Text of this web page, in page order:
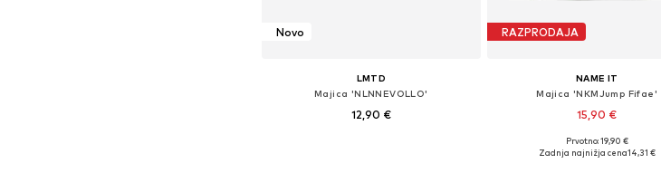
Novo
LMTD
Majica 'NLNNEVOLLO'
12,90 €
RAZPRODAJA
NAME IT
Majica 'NKMJump Fifae'
15,90 €
Prvotno: 19,90 €
Zadnja najnižja cena14,31 €